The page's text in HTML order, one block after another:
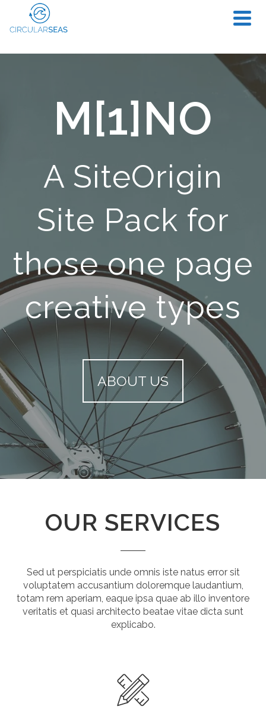
M[1]NO
A SiteOrigin
Site Pack for
those one page
creative types
ABOUT US
OUR SERVICES
Sed ut perspiciatis unde omnis iste natus error sit
voluptatem accusantium doloremque laudantium,
totam rem aperiam, eaque ipsa quae ab illo inventore
veritatis et quasi architecto beatae vitae dicta sunt
explicabo.